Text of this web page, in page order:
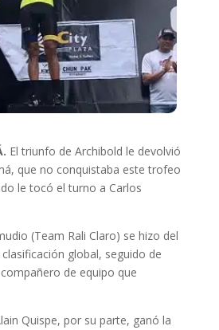
El triunfo de Archibold le devolvió
que no conquistaba este trofeo
le tocó el turno a Carlos
(Team Rali Claro) se hizo del
global, seguido de
de equipo que
Quispe, por su parte, ganó la